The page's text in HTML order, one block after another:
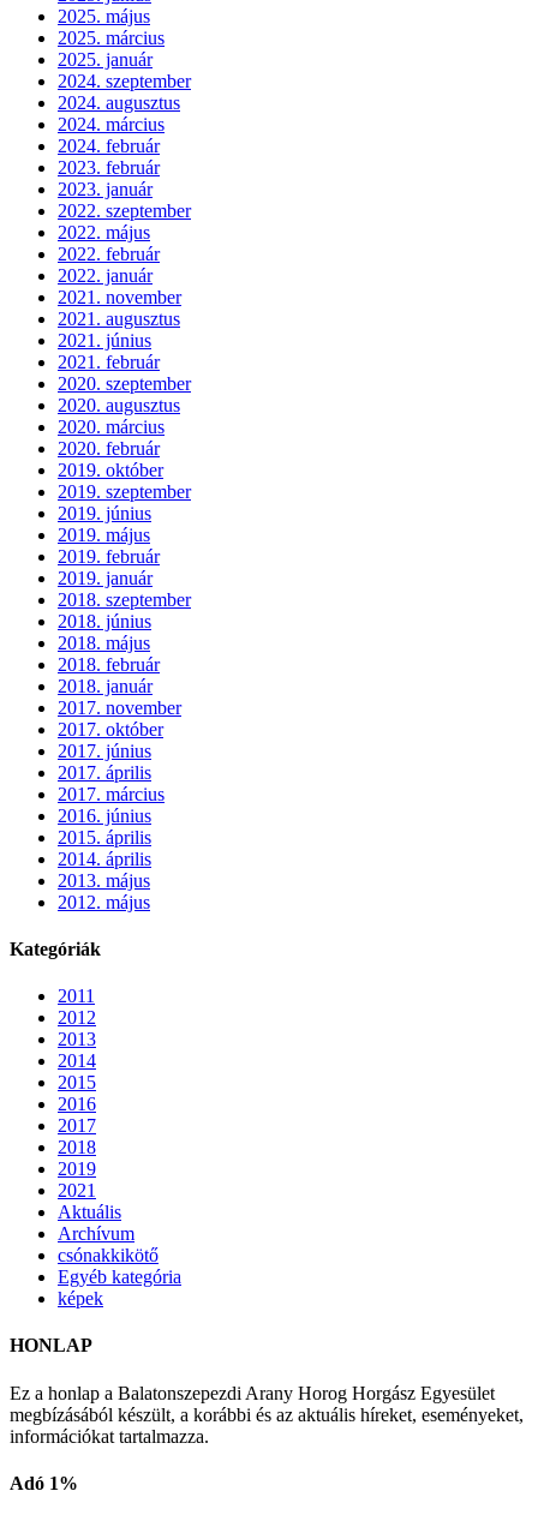
2025. május
2025. március
2025. január
2024. szeptember
2024. augusztus
2024. március
2024. február
2023. február
2023. január
2022. szeptember
2022. május
2022. február
2022. január
2021. november
2021. augusztus
2021. június
2021. február
2020. szeptember
2020. augusztus
2020. március
2020. február
2019. október
2019. szeptember
2019. június
2019. május
2019. február
2019. január
2018. szeptember
2018. június
2018. május
2018. február
2018. január
2017. november
2017. október
2017. június
2017. április
2017. március
2016. június
2015. április
2014. április
2013. május
2012. május
Kategóriák
2011
2012
2013
2014
2015
2016
2017
2018
2019
2021
Aktuális
Archívum
csónakkikötő
Egyéb kategória
képek
HONLAP
Ez a honlap a Balatonszepezdi Arany Horog Horgász Egyesület
megbízásából készült, a korábbi és az aktuális híreket, eseményeket,
információkat tartalmazza.
Adó 1%